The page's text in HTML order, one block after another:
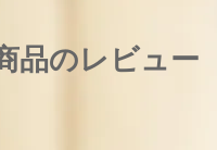
品のレビュー